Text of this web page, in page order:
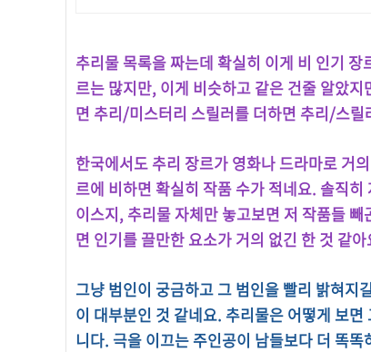
추리물 목록을 짜는데 확실히 이게 비 인기
르는 많지만, 이게 비슷하고 같은 건줄 알았
면 추리/미스터리 스릴러를 더하면 추리/스릴
한국에서도 추리 장르가 영화나 드라마로 거
르에 비하면 확실히 작품 수가 적네요. 솔직히
이스지, 추리물 자체만 놓고보면 저 작품들
면 인기를 끌만한 요소가 거의 없긴 한 것 같아
그냥 범인이 궁금하고 그 범인을 빨리 밝혀지
이 대부분인 것 같네요. 추리물은 어떻게 보
니다. 극을 이끄는 주인공이 남들보다 더 똑